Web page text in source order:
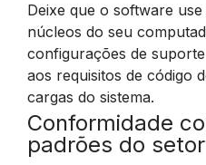
Deixe que o software
núcleos do seu
configurações de
aos requisitos de código
cargas do sistema.
Conformidade
padrões do setor